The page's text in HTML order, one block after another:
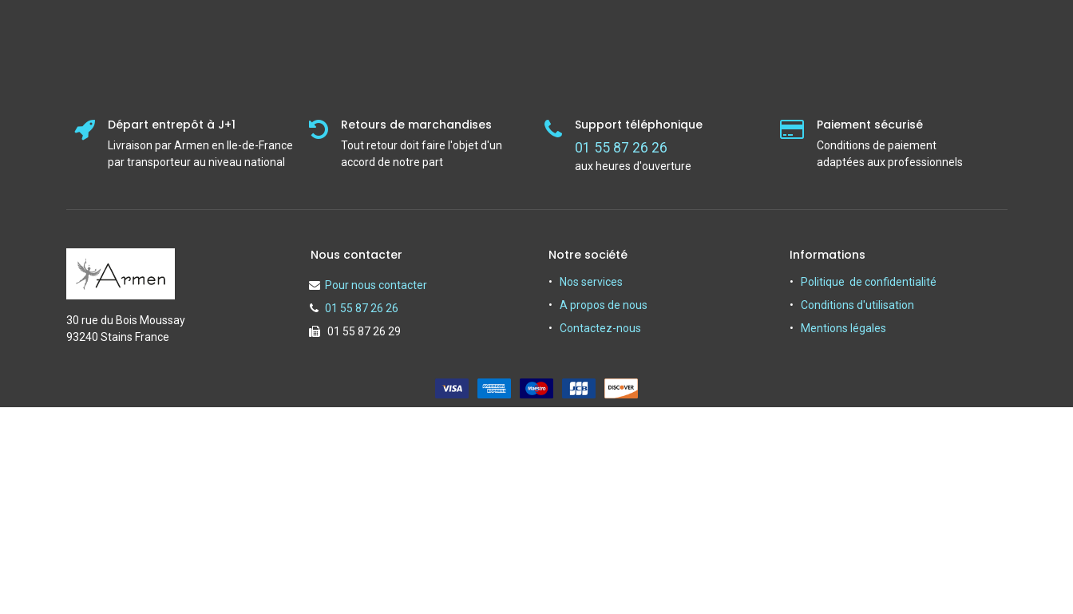
Départ entrepôt à J+1
Livraison par Armen en Ile-de-France
par transporteur au niveau national
Retours de marchandises
Tout retour doit faire l'objet d'un
accord de notre part
Support téléphonique
01 55 87 26 26
aux heures d'ouverture
Paiement sécurisé
Conditions de paiement
adaptées aux professionnels
30 rue du Bois Moussay
93240 Stains France
Nous contacter
Pour nous contacter
01 55 87 26 26
01 55 87 26 29
Notre société
Nos services
A propos de nous
Contactez-nous
Informations
Politique de confidentialité
Conditions d'utilisation
Mentions légales